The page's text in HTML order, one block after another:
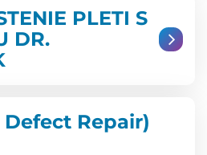
PLETI S
DR.
Repair)